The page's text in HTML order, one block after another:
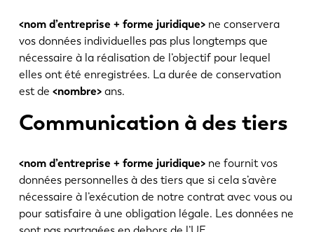
<nom d’entreprise + forme juridique> ne conservera
vos données individuelles pas plus longtemps que
nécessaire à la réalisation de l’objectif pour lequel
elles ont été enregistrées. La durée de conservation
est de <nombre>ans.
Communication à des tiers
<nom d’entreprise + forme juridique>ne fournit vos
données personnelles à des tiers que si cela s’avère
nécessaire à l’exécution de notre contrat avec vous ou
pour satisfaire à une obligation légale. Les données ne